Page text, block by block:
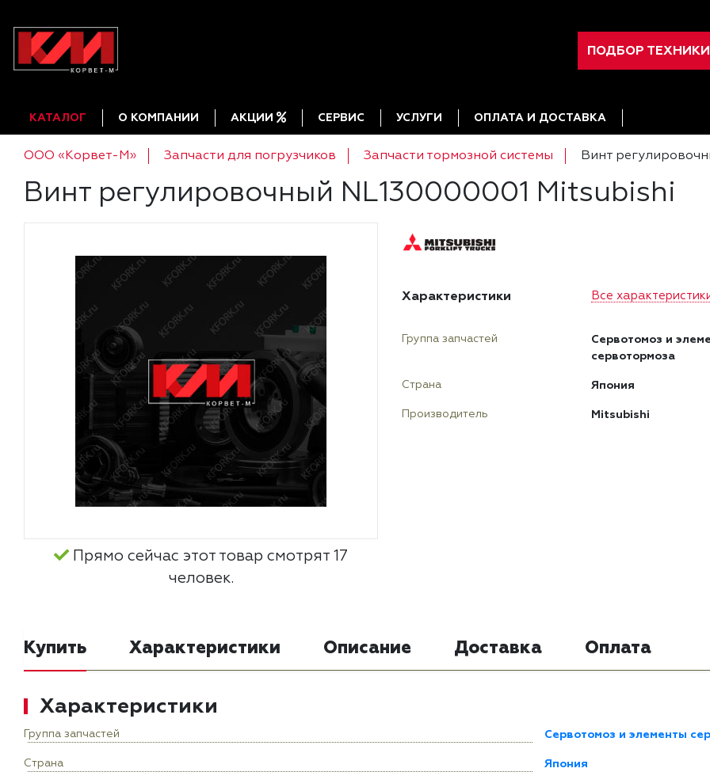
ПОДБОР ТЕХНИКИ
КАТАЛОГ О КОМПАНИИ АКЦИИ СЕРВИС УСЛУГИ ОПЛАТА И ДОСТАВКА
ООО «Корвет-М» Запчасти для погрузчиков Запчасти тормозной системы Винт
Винт регулировочный NL130000001 Mitsubishi
Прямо сейчас этот товар смотрят 17
человек.
Характеристики Все
Группа запчастей
Сервотомоз и
сервотормоза
Страна Япония
Производитель Mitsubishi
Купить Характеристики Описание Доставка Оплата
Характеристики
Группа запчастей Сервотомоз и элементы
Страна Япония